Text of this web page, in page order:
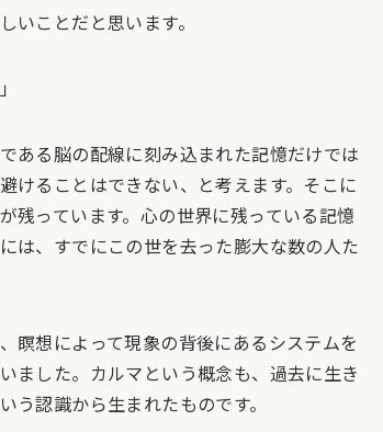
ことだと思います。
ある脳の配線に刻み込まれた記憶だけでは
けることはできない、と考えます。そこに
残っています。心の世界に残っている記憶
は、すでにこの世を去った膨大な数の人た
瞑想によって現象の背後にあるシステムを
ました。カルマという概念も、過去に生き
認識から生まれたものです。